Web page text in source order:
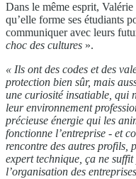
Dans le même esprit,
qu’elle forme ses étudiants
communiquer avec leurs
choc des cultures ».
« Ils ont des codes et des
protection bien sûr, mais
une curiosité insatiable, qui
leur environnement
précieuse énergie qui les
fonctionne l’entreprise - et
rencontre des autres profils,
expert technique, ça ne
l’organisation des